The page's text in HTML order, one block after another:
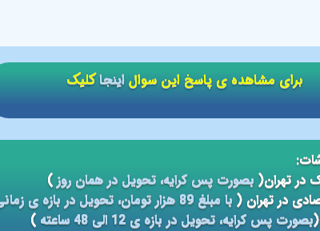
بصورت پس کرایه، تحویل در همان روز)
با مبلغ 89 هزار تومان، تحویل در بازه ی زمانی 5 الی 24 ساعته
بصورت پس کرایه، تحویل در بازه ی 12 الی 48 ساعته
)
برای مشاهده ی پاسخ این سوالاینجاکلیک